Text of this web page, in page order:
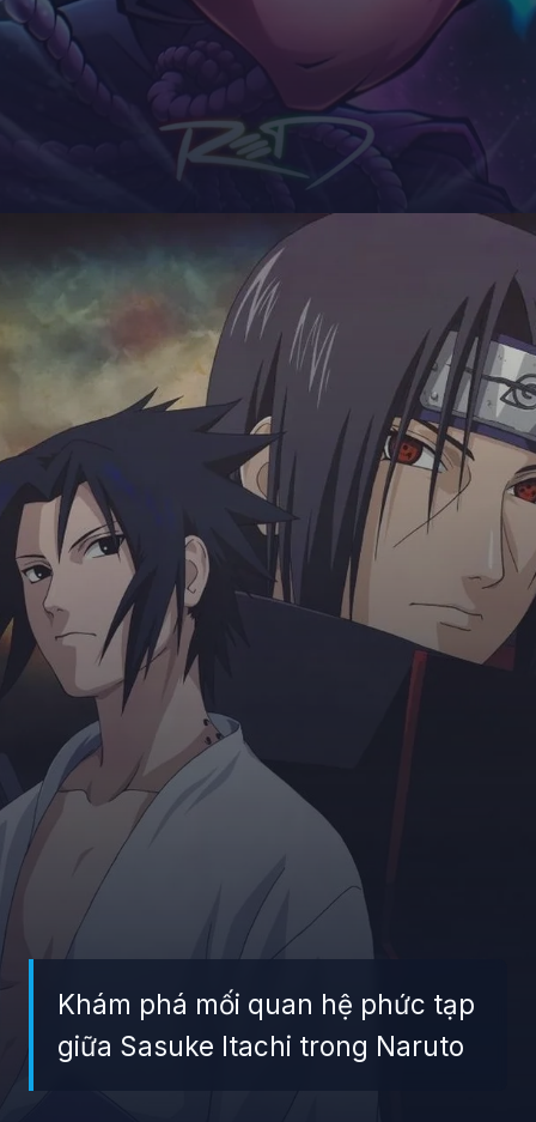
https://giaydabonghana.com/anh-sasuke
Khám phá mối quan hệ phức tạp
giữa Sasuke Itachi trong Naruto